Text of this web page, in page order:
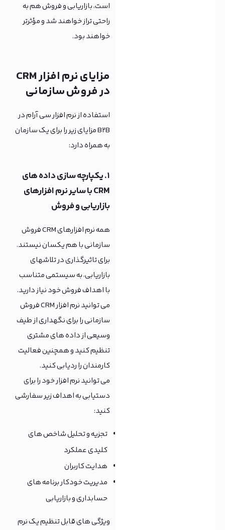
است، بازاریابی و فروش هم به
راحتی تراز خواهند شد و مؤثرتر
خواهند بود.
مزایای نرم افزار CRM
در فروش سازمانی
استفاده از نرم افزار سی آرام در
B2B مزایای زیر را برای یک سازمان
به همراه دارد:
۱. یکپارچه سازی داده های
CRM با سایر نرم افزارهای
بازاریابی و فروش
همه نرم افزارهای CRM فروش
سازمانی با هم یکسان نیستند.
برای تاثیرگذاری در تلاشهای
بازاریابی، به سیستمی متناسب
با اهداف فروش خود نیاز دارید.
می توانید نرم افزار CRM فروش
سازمانی را برای نگهداری از طیف
وسیعی از داده های مشتری
تنظیم کنید و همچنین فعالیت
کارمندان را ردیابی کنید.
می توانید نرم افزار خود را برای
دستیابی به اهداف زیر سفارشی
کنید:
تجزیه و تحلیل شاخص های
کلیدی عملکرد
هدایت کاربران
مدیریت خودکار برنامه های
حسابداری و بازاریابی
ویژگی های قابل تنظیم یک نرم